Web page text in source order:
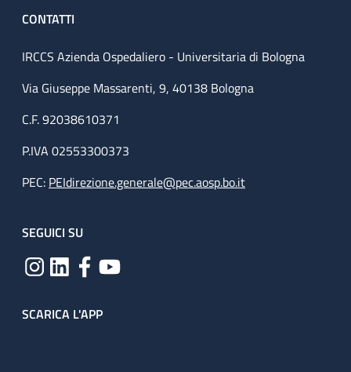
CONTATTI
IRCCS Azienda Ospedaliero - Universitaria di Bologna
Via Giuseppe Massarenti, 9, 40138 Bologna
C.F. 92038610371
P.IVA 02553300373
PEC: PEIdirezione.generale@pec.aosp.bo.it
SEGUICI SU
SCARICA L'APP